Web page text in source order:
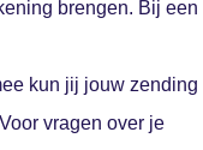
brengen. Bij een
kun jij jouw zending
vragen over je